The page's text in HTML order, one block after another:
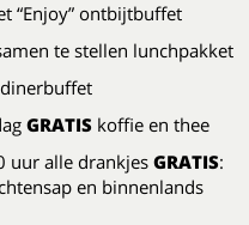
“Enjoy” ontbijtbuffet
te stellen lunchpakket
GRATIS koffie en thee
uur alle drankjes GRATIS:
en binnenlands